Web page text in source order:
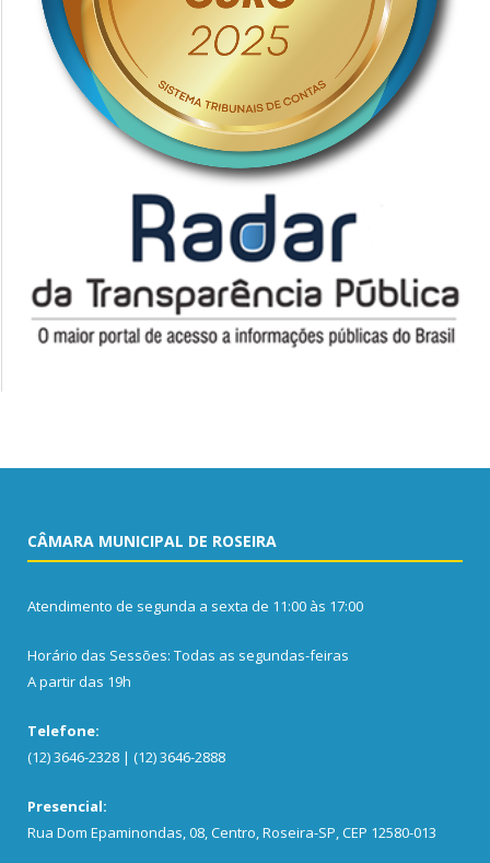
CÂMARA MUNICIPAL DE ROSEIRA
Atendimento de segunda a sexta de 11:00 às 17:00
Horário das Sessões: Todas as segundas-feiras
A partir das 19h
Telefone:
(12) 3646-2328 | (12) 3646-2888
Presencial:
Rua Dom Epaminondas, 08, Centro, Roseira-SP, CEP 12580-013